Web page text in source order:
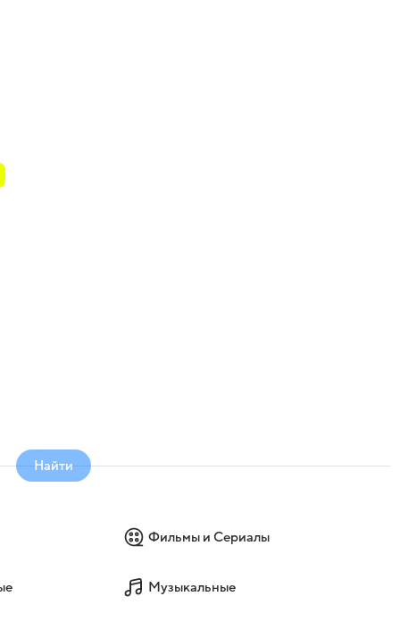
Найти
Фильмы и Сериалы
Музыкальные